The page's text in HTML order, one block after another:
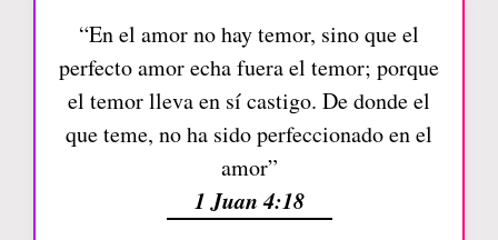
“En el amor no hay temor, sino que el
perfecto amor echa fuera el temor; porque
el temor lleva en sí castigo. De donde el
que teme, no ha sido perfeccionado en el
amor”
1 Juan 4:18